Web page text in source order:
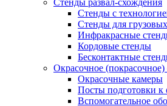
Стенды развал-схождения
Стенды с
Стенды для
Инфракрасные
Кордовые стенды
Бесконтактные
Окрасочное (покрасочное)
Окрасочные камеры
Посты подготовки к
Вспомогательное